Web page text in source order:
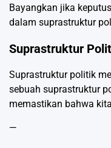
Bayangkan jika
dalam suprastruktur
Suprastruktur
Suprastruktur politik
sebuah suprastruktur
memastikan bahwa
—